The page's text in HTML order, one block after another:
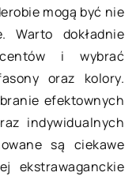
mogą być nie
Warto dokładnie
i wybrać
oraz kolory.
efektownych
indywidualnych
są ciekawe
ekstrawaganckie